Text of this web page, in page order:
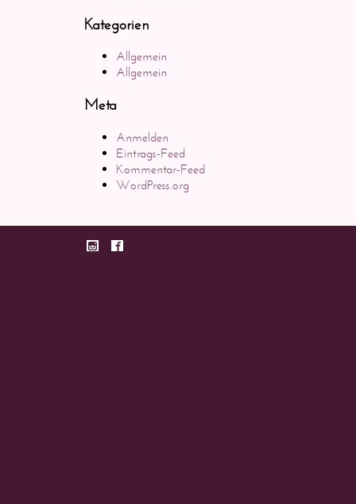
Kategorien
Allgemein
Allgemein
Meta
Anmelden
Eintrags-Feed
Kommentar-Feed
WordPress.org